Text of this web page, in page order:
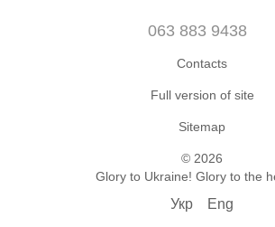
063 883 9438
Contacts
Full version of site
Sitemap
© 2026
Glory to Ukraine! Glory to the
Укр Eng